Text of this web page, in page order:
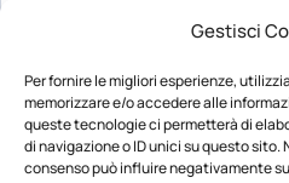
Gestisci
Per fornire le migliori esperienze,
memorizzare e/o accedere alle
queste tecnologie ci permetterà di
di navigazione o ID unici su questo
consenso può influire negativamente
La nuova ricerca è stata
articolo pubblicato sulla
CONDIVIDI